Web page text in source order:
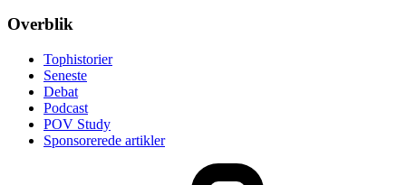
Footer
Overblik
Tophistorier
Seneste
Debat
Podcast
POV Study
Sponsorerede artikler